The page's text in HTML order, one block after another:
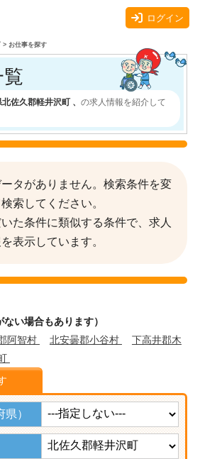
ログイン
> お仕事を探す
佐久郡軽井沢町 、 の求人情報を紹介して
タがありません。検索条件を変
索してください。
た条件に類似する条件で、求人
表示しています。
ない場合もあります）
阿智村 北安曇郡小谷村
下高井郡木
）